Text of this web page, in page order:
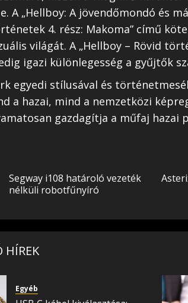
A „Hellboy: A jövendőmondó és
4. rész: Makoma” című
világát. A „Hellboy – Rövid
igazi különlegesség a gyűjtők
egyedi stílusával és
a hazai, mind a nemzetközi
gazdagítja a műfaj hazai
Segway i108 határoló vezeték
nélküli robotfűnyíró
Next
HÍREK
Egyéb